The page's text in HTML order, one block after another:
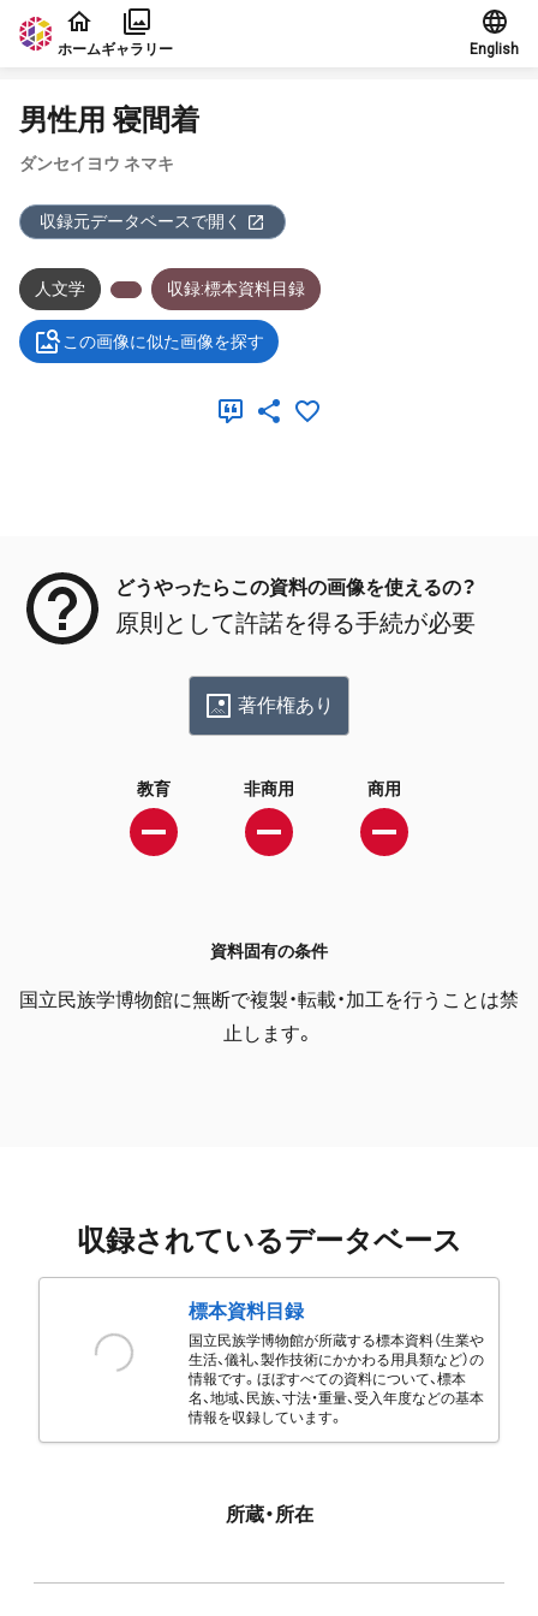
本文に飛ぶ
ホームギャラリー English
男性用 寝間着
ダンセイヨウ ネマキ
収録元データベースで開く
人文学 収録:標本資料目録
この画像に似た画像を探す
どうやったらこの資料の画像を使えるの？
原則として許諾を得る手続が必要
著作権あり
教育 非商用 商用
資料固有の条件
国立民族学博物館に無断で複製・転載・加工を行うことは禁
止します。
収録されているデータベース
標本資料目録
国立民族学博物館が所蔵する標本資料（生業や
生活、儀礼、製作技術にかかわる用具類など）の
情報です。ほぼすべての資料について、標本
名、地域、民族、寸法・重量、受入年度などの基本
情報を収録しています。
所蔵・所在